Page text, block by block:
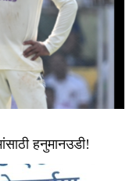
हनुमानउडी!